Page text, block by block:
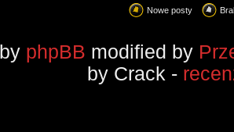
Nowe posty
phpBB modified by
by Crack -